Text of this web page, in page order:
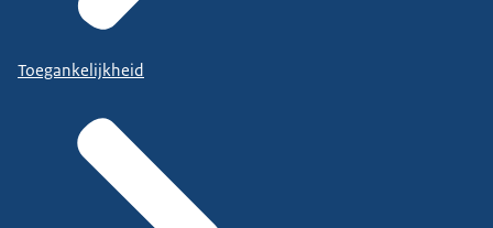
Toegankelijkheid